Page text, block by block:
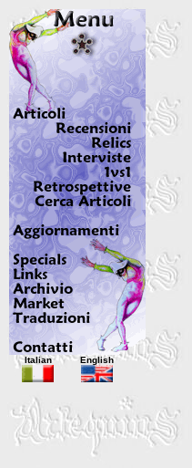
Italian English